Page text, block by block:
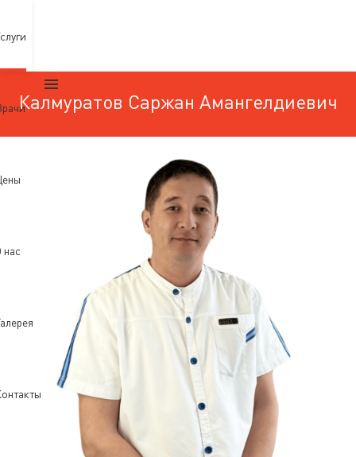
нас
Калмуратов Саржан Амангелдиевич